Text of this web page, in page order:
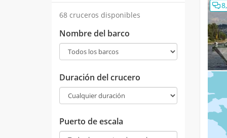
68 cruceros disponibles
Nombre del barco
Duración del crucero
Puerto de escala